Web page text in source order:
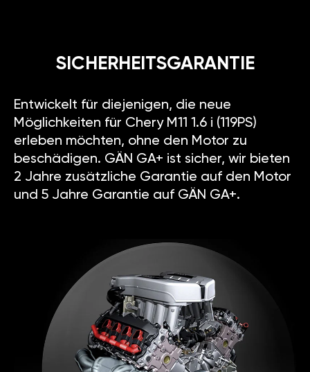
SICHERHEITSGARANTIE
Entwickelt für diejenigen, die neue
Möglichkeiten für Chery M11 1.6 i (119PS)
erleben möchten, ohne den Motor zu
beschädigen. GÄN GA+ ist sicher, wir bieten
2 Jahre zusätzliche Garantie auf den Motor
und 5 Jahre Garantie auf GÄN GA+.